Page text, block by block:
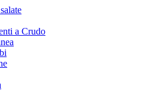
a Crudo